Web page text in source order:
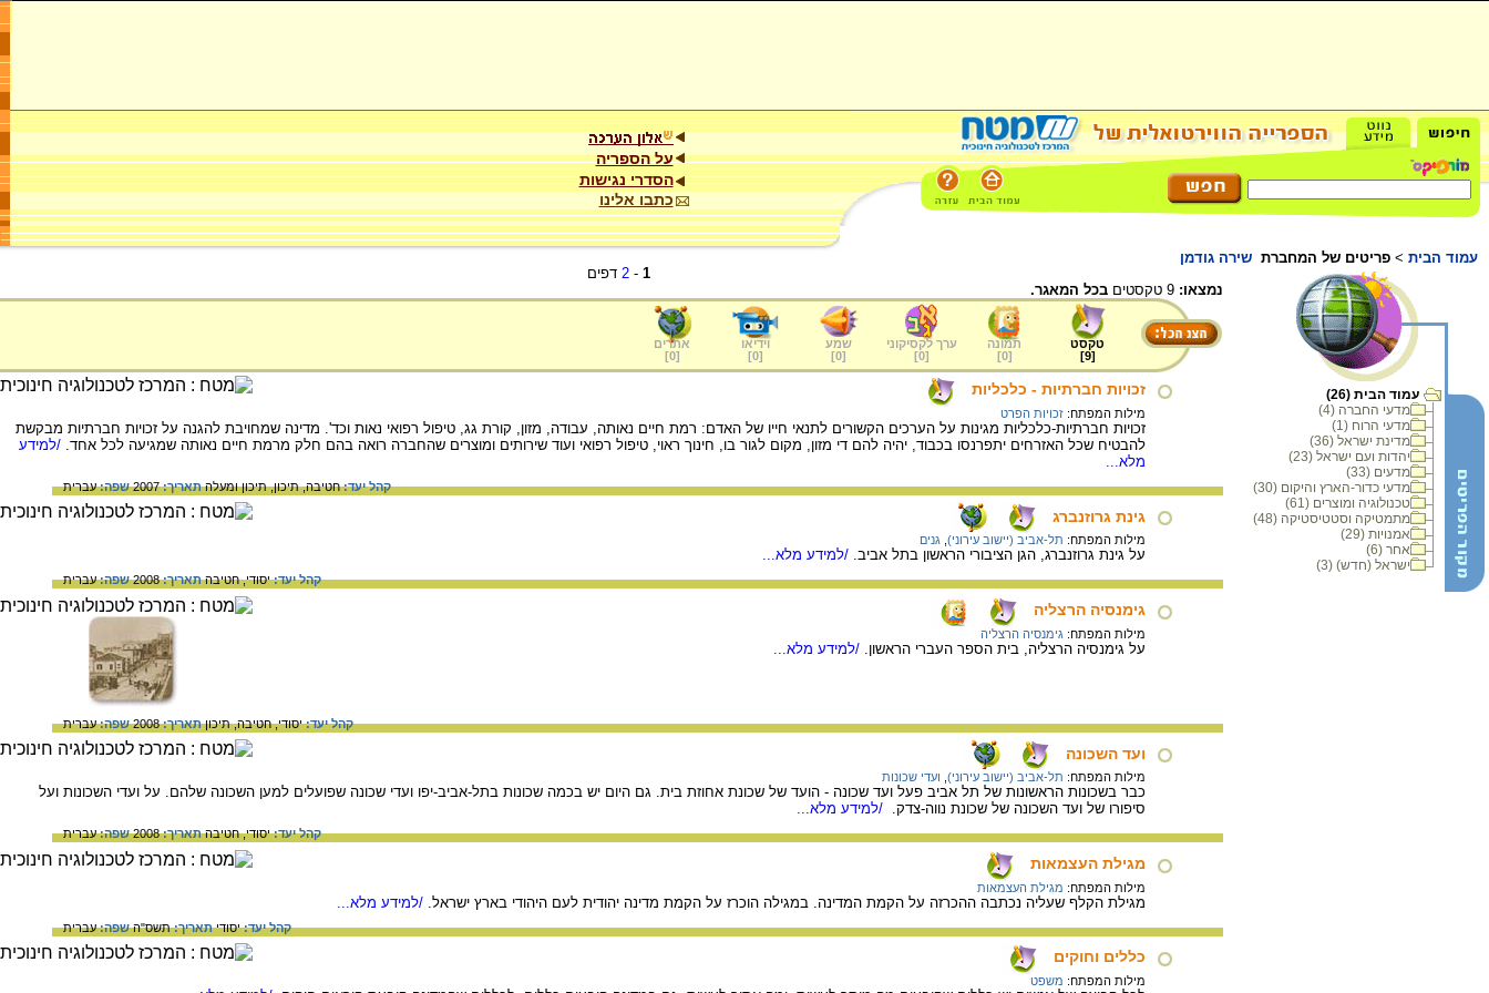
על הספריה
הסדרי נגישות
כתבו אלינו
עמוד הבית > פריטים של המחברת שירה גודמן
עמוד הבית (26)
מדעי החברה (4)
מדעי הרוח (1)
מדינת ישראל (36)
יהדות ועם ישראל (23)
מדעים (33)
מדעי כדור-הארץ והיקום (30)
טכנולוגיה ומוצרים (61)
מתמטיקה וסטטיסטיקה (48)
אמנויות (29)
אחר (6)
ישראל (חדש) (3)
1
-
2 דפים
נמצאו:
בכל המאגר.
טקסט
[
9
]
תמונה
[
0
]
ערך לקסיקוני
[
0
]
שמע
[
0
]
וידיאו
[
0
]
אתרים
[
0
]
זכויות חברתיות - כלכליות
מילות המפתח: זכויות הפרט
זכויות חברתיות-כלכליות מגינות על הערכים הקשורים לתנאי חייו של האדם: רמת חיים נאותה, עבודה, מזון, קורת גג, טיפול רפואי נאות וכד'. מדינה שמחויבת להגנה על זכויות חברתיות מבקשת
להבטיח שכל האזרחים יתפרנסו בכבוד, יהיה להם די מזון, מקום לגור בו, חינוך ראוי, טיפול רפואי ועוד שירותים ומוצרים שהחברה רואה בהם חלק מרמת חיים נאותה שמגיעה לכל אחד. /למידע
מלא...
קהל יעד:חטיבה,תיכון,תיכון ומעלהתאריך:2007 שפה:עברית
גינת גרוזנברג
מילות המפתח: תל-אביב (יישוב עירוני) גנים
על גינת גרוזנברג, הגן הציבורי הראשון בתל אביב. /למידע מלא...
קהל יעד:יסודי,חטיבהתאריך:2008 שפה:עברית
גימנסיה הרצליה
מילות המפתח: גימנסיה הרצליה
על גימנסיה הרצליה, בית הספר העברי הראשון. /למידע מלא...
קהל יעד:יסודי,חטיבה,תיכוןתאריך:2008 שפה:עברית
ועד השכונה
מילות המפתח: תל-אביב (יישוב עירוני) ועדי שכונות
כבר בשכונות הראשונות של תל אביב פעל ועד שכונה - הועד של שכונת אחוזת בית. גם היום יש בכמה שכונות בתל-אביב-יפו ועדי שכונה שפועלים למען השכונה שלהם. על ועדי השכונות ועל
סיפורו של ועד השכונה של שכונת נווה-צדק. /למידע מלא...
קהל יעד:יסודי,חטיבהתאריך:2008 שפה:עברית
מגילת העצמאות
מילות המפתח: מגילת העצמאות
מגילת הקלף שעליה נכתבה ההכרזה על הקמת המדינה. במגילה הוכרז על הקמת מדינה יהודית לעם היהודי בארץ ישראל. /למידע מלא...
קהל יעד:יסודיתאריך:תשס"השפה:עברית
כללים וחוקים
מילות המפתח: משפט